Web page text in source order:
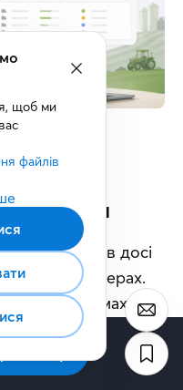
процеси
процесів досі
у месенджерах.
системах, а
часто
між
стикається з
щоб ми
файлів